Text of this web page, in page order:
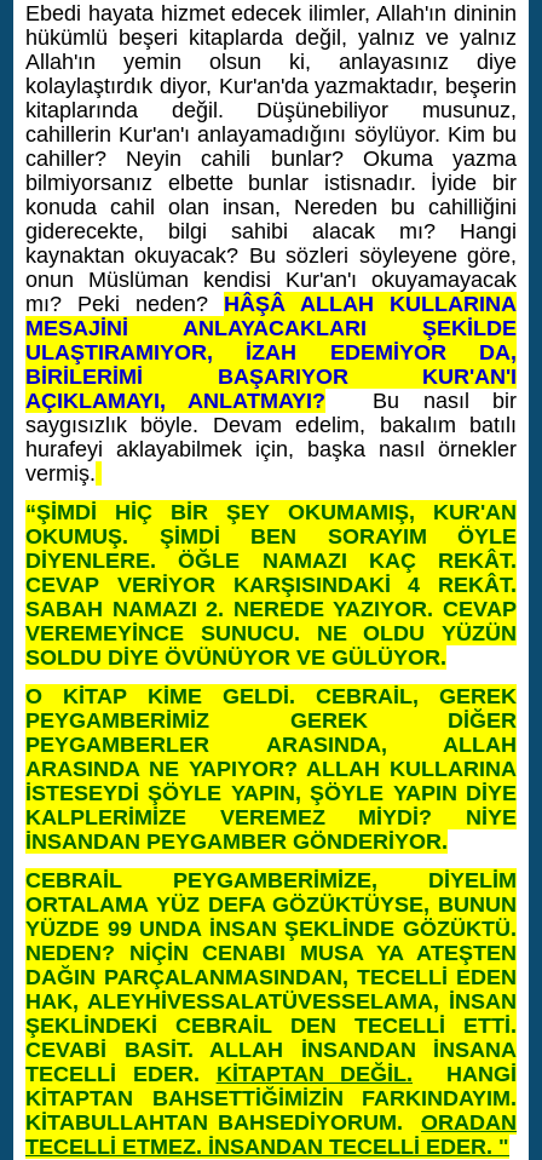
Ebedi hayata hizmet edecek ilimler, Allah'ın dininin
hükümlü beşeri kitaplarda değil, yalnız ve yalnız
Allah'ın yemin olsun ki, anlayasınız diye
kolaylaştırdık diyor, Kur'an'da yazmaktadır, beşerin
kitaplarında değil. Düşünebiliyor musunuz,
cahillerin Kur'an'ı anlayamadığını söylüyor. Kim bu
cahiller? Neyin cahili bunlar? Okuma yazma
bilmiyorsanız elbette bunlar istisnadır. İyide bir
konuda cahil olan insan, Nereden bu cahilliğini
giderecekte, bilgi sahibi alacak mı? Hangi
kaynaktan okuyacak? Bu sözleri söyleyene göre,
onun Müslüman kendisi Kur'an'ı okuyamayacak
mı? Peki neden? HÂŞÂ ALLAH KULLARINA
MESAJİNİ ANLAYACAKLARI ŞEKİLDE
ULAŞTIRAMIYOR, İZAH EDEMİYOR DA,
BİRİLERİMİ BAŞARIYOR KUR'AN'I
AÇIKLAMAYI, ANLATMAYI? Bu nasıl bir
saygısızlık böyle. Devam edelim, bakalım batılı
hurafeyi aklayabilmek için, başka nasıl örnekler
vermiş.
“ŞİMDİ HİÇ BİR ŞEY OKUMAMIŞ, KUR'AN
OKUMUŞ. ŞİMDİ BEN SORAYIM ÖYLE
DİYENLERE. ÖĞLE NAMAZI KAÇ REKÂT.
CEVAP VERİYOR KARŞISINDAKİ 4 REKÂT.
SABAH NAMAZI 2. NEREDE YAZIYOR. CEVAP
VEREMEYİNCE SUNUCU. NE OLDU YÜZÜN
SOLDU DİYE ÖVÜNÜYOR VE GÜLÜYOR.
O KİTAP KİME GELDİ. CEBRAİL, GEREK
PEYGAMBERİMİZ GEREK DİĞER
PEYGAMBERLER ARASINDA, ALLAH
ARASINDA NE YAPIYOR? ALLAH KULLARINA
İSTESEYDİ ŞÖYLE YAPIN, ŞÖYLE YAPIN DİYE
KALPLERİMİZE VEREMEZ MİYDİ? NİYE
İNSANDAN PEYGAMBER GÖNDERİYOR.
CEBRAİL PEYGAMBERİMİZE, DİYELİM
ORTALAMA YÜZ DEFA GÖZÜKTÜYSE, BUNUN
YÜZDE 99 UNDA İNSAN ŞEKLİNDE GÖZÜKTÜ.
NEDEN? NİÇİN CENABI MUSA YA ATEŞTEN
DAĞIN PARÇALANMASINDAN, TECELLİ EDEN
HAK, ALEYHİVESSALATÜVESSELAMA, İNSAN
ŞEKLİNDEKİ CEBRAİL DEN TECELLİ ETTİ.
CEVABİ BASİT. ALLAH İNSANDAN İNSANA
TECELLİ EDER. KİTAPTAN DEĞİL. HANGİ
KİTAPTAN BAHSETTİĞİMİZİN FARKINDAYIM.
KİTABULLAHTAN BAHSEDİYORUM. ORADAN
TECELLİ ETMEZ. İNSANDAN TECELLİ EDER. "